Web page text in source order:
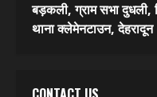
बड़कली, ग्राम सभा दुधली,
थाना क्लेमेनटाउन, देहरादून